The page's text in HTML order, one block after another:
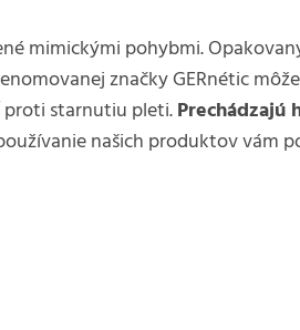
mimickými pohybmi.
značky GERnétic
starnutiu pleti.
našich produktov vám